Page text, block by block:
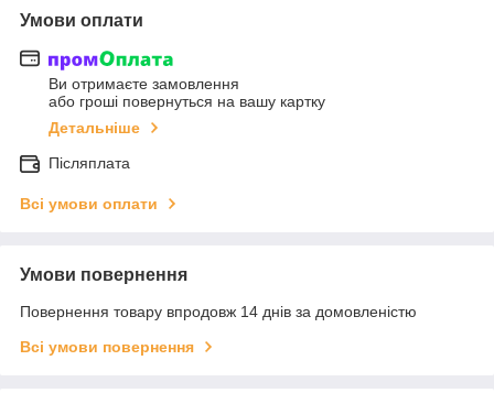
Умови оплати
Ви отримаєте замовлення
або гроші повернуться на вашу картку
Детальніше
Післяплата
Всі умови оплати
Умови повернення
Повернення товару впродовж 14 днів за домовленістю
Всі умови повернення